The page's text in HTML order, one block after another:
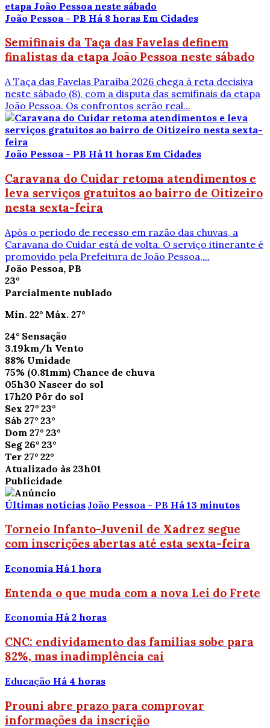
João Pessoa - PB Há 8 horas Em Cidades
Semifinais da Taça das Favelas definem
finalistas da etapa João Pessoa neste sábado
A Taça das Favelas Paraíba 2026 chega à reta decisiva
neste sábado (8), com a disputa das semifinais da etapa
João Pessoa. Os confrontos serão real...
João Pessoa - PB Há 11 horas Em Cidades
Caravana do Cuidar retoma atendimentos e
leva serviços gratuitos ao bairro de Oitizeiro
nesta sexta-feira
Após o período de recesso em razão das chuvas, a
Caravana do Cuidar está de volta. O serviço itinerante é
promovido pela Prefeitura de João Pessoa,...
João Pessoa, PB
23°
Parcialmente nublado
Mín. 22° Máx. 27°
24° Sensação
3.19km/h Vento
88% Umidade
75% (0.81mm) Chance de chuva
05h30 Nascer do sol
17h20 Pôr do sol
Sex 27° 23°
Sáb 27° 23°
Dom 27° 23°
Seg 26° 23°
Ter 27° 22°
Atualizado às 23h01
Publicidade
Últimas notícias João Pessoa - PB Há 13 minutos
Torneio Infanto-Juvenil de Xadrez segue
com inscrições abertas até esta sexta-feira
Economia Há 1 hora
Entenda o que muda com a nova Lei do Frete
Economia Há 2 horas
CNC: endividamento das famílias sobe para
82%, mas inadimplência cai
Educação Há 4 horas
Prouni abre prazo para comprovar
informações da inscrição